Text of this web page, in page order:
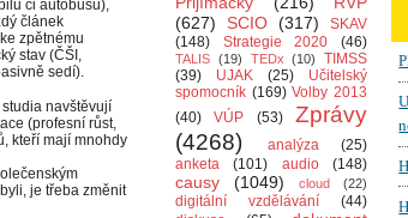
či autobusu),
článek
zpětnému
stav (ČŠI,
sedí).
navštěvují
(profesní růst,
kteří mají mnohdy
je třeba změnit
(627)
SCIO (317)
SKAV
(148)
Strategie 2020 (46)
TALIS (19) TEDx (10)
TIMSS
(39)
UJAK (25)
Učitelský
spomocník (169) Volby 2013
(40)
VÚP (53)
Zprávy
(4268)
analýza
(25)
anketa
(101) audio (148)
causy (1049) cloud (22)
digitální vzdělávání
(44)